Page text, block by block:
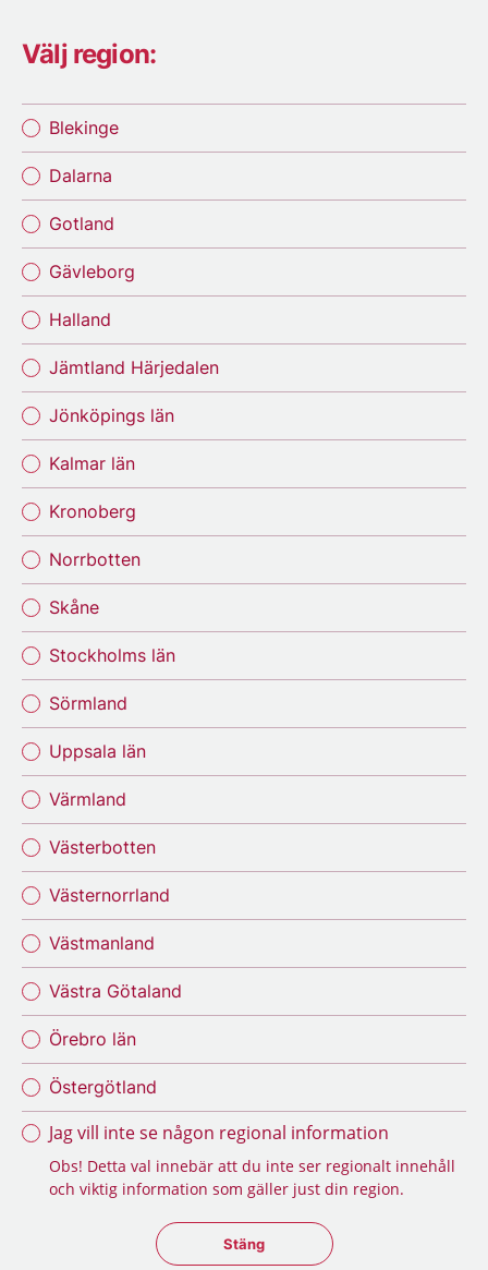
Välj region:
Blekinge
Dalarna
Gotland
Gävleborg
Halland
Jämtland Härjedalen
Jönköpings län
Kalmar län
Kronoberg
Norrbotten
Skåne
Stockholms län
Sörmland
Uppsala län
Värmland
Västerbotten
Västernorrland
Västmanland
Västra Götaland
Örebro län
Östergötland
Jag vill inte se någon regional information
Obs! Detta val innebär att du inte ser regionalt innehåll
och viktig information som gäller just din region.
Stäng regionsväljaren
Stäng